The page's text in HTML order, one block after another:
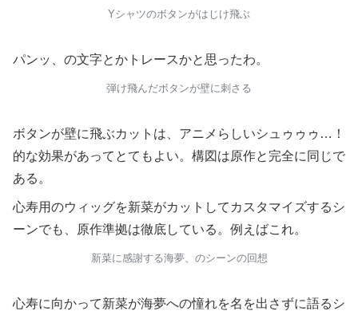
Yシャツのボタンがはじけ飛ぶ
パンッ、の文字とかトレースかと思ったわ。
弾け飛んだボタンが壁に刺さる
ボタンが壁に飛ぶカットは、アニメらしいシュゥゥゥ…！
的な効果があってとてもよい。構図は原作と完全に同じで
ある。
心寿用のウィッグを新菜がカットしてカスタマイズするシ
ーンでも、原作準拠は徹底している。例えばこれ。
新菜に感謝する海夢、のシーンの回想
心寿に向かって新菜が海夢への憧れを名を出さずに語るシ